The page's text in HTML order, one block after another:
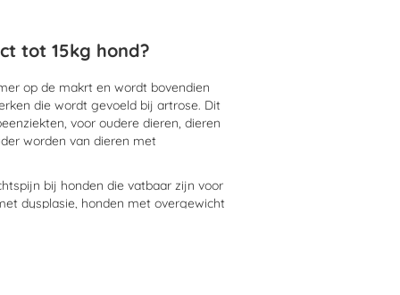
tot 15kg hond?
op de makrt en wordt bovendien
die wordt gevoeld bij artrose. Dit
voor oudere dieren, dieren
worden van dieren met
bij honden die vatbaar zijn voor
dysplasie, honden met overgewicht
van orthopedische chirurgie.